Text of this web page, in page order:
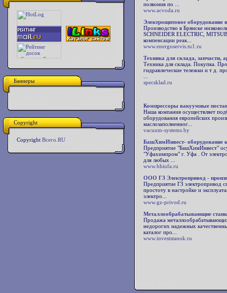
Баннеры
Copyright
Copyright Всего.RU
позвонив по ...
www.acvoda.ru
Электрощитовое
Производство в Брянске
SCHNEIDER ELECTRIC,
компенсации реак...
www.energoservis.tu1.ru
Техника для склада, запчасти,
Техника для склада. Покупка.
гидравлические тележки и т д.
specsklad.ru
Компрессоры вакуумные
Наша компания осуществляет
оборудования европейских
маслозаполненног...
vacuum-systems.by
БашХимИнвест- оборудование
Предприятие "БашХимИнвест"
"Уфахимпром" г. Уфа . От
для любых ...
www.bhiufa.ru
ООО ГЗ Электропривод -
Предприятие ГЗ электропривод
простоту в настройке и
электро...
www.gz-privod.ru
Металлообрабатывающие
Продажа
недорогих надежных
каталог про...
www.investstanok.ru